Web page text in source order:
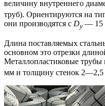
величину внутреннего
труб). Ориентируются на
они производятся с Dy — 15
Длина поставляемых
основном это отрезки
Металлопластиковые трубы
мм и толщину стенок